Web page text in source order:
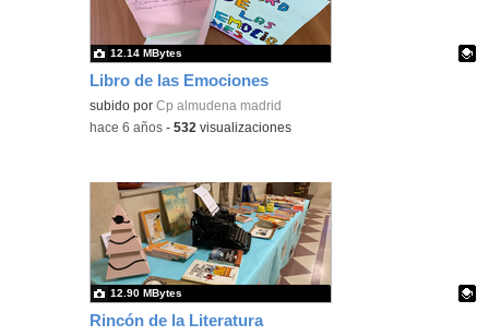
Libro de las Emociones
Contenido educativo.
subido porCp almudena madrid
12.14 MBytes
-hace 6 años -532 visualizaciones
Rincón de la Literatura
12.90 MBytes